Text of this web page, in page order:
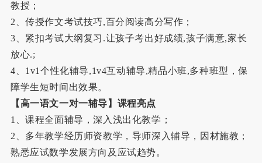
教授；
2、传授作文考试技巧,百分阅读高分写作；
3、紧扣考试大纲复习.让孩子考出好成绩,孩子满意,家长
放心.;
4、1v1个性化辅导,1v4互动辅导,精品小班,多种班型，保
障学生短时间出效果。
【高一语文一对一辅导】课程亮点
1、课程全面辅导，深入浅出化教学；
2、多年教学经历师资教学，导师深入辅导，因材施教；
熟悉应试数学发展方向及应试趋势。